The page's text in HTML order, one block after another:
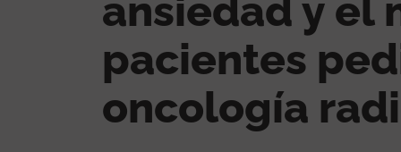
ansiedad y el
pacientes
oncología